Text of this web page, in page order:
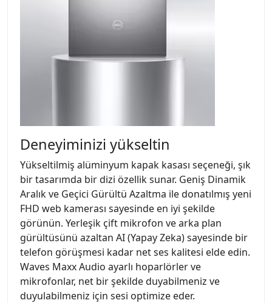
Deneyiminizi yükseltin
Yükseltilmiş alüminyum kapak kasası seçeneği, şık
bir tasarımda bir dizi özellik sunar. Geniş Dinamik
Aralık ve Geçici Gürültü Azaltma ile donatılmış yeni
FHD web kamerası sayesinde en iyi şekilde
görünün. Yerleşik çift mikrofon ve arka plan
gürültüsünü azaltan AI (Yapay Zeka) sayesinde bir
telefon görüşmesi kadar net ses kalitesi elde edin.
Waves Maxx Audio ayarlı hoparlörler ve
mikrofonlar, net bir şekilde duyabilmeniz ve
duyulabilmeniz için sesi optimize eder.